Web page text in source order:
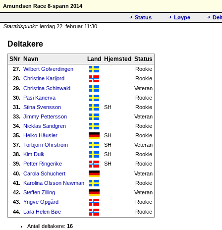
Amundsen Race 8-spann 2014
Status
Løype
Starttidspunkt: lørdag 22. februar 11:30
Deltakere
SNr Navn Land Hjemsted Status
27. Wilbert Golverdingen
Rookie
28. Christine Karijord
Rookie
29. Christina Schinwald
Veteran
30. Pasi Kanerva
Rookie
31. Stina Svensson SH
Rookie
33. Jimmy Pettersson
Veteran
34. Nicklas Sandgren
Rookie
35. Heiko Häusler SH
Rookie
37. Torbjörn Öhrström SH
Veteran
38. Kim Dulk SH
Rookie
39. Petter Ringerike SH
Rookie
40. Carola Schuchert
Veteran
41. Karolina Olsson Newman
Rookie
42. Steffen Zilling
Veteran
43. Yngve Opgård
Rookie
44. Laila Helen Bøe Rookie
Antall deltakere: 16